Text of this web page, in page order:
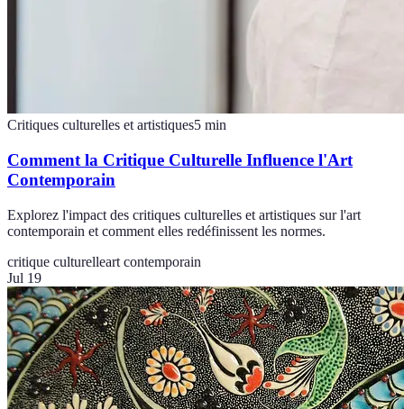
Critiques culturelles et artistiques5 min
Comment la Critique Culturelle Influence l'Art
Contemporain
Explorez l'impact des critiques culturelles et artistiques sur l'art
contemporain et comment elles redéfinissent les normes.
critique culturelleart contemporain
Jul 19